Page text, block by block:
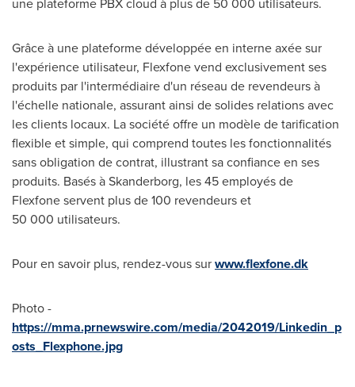
Grâce à une plateforme développée en interne axée sur
l'expérience utilisateur, Flexfone vend exclusivement ses
produits par l'intermédiaire d'un réseau de revendeurs à
l'échelle nationale, assurant ainsi de solides relations avec
les clients locaux. La société offre un modèle de tarification
flexible et simple, qui comprend toutes les fonctionnalités
sans obligation de contrat, illustrant sa confiance en ses
produits. Basés à Skanderborg, les 45 employés de
Flexfone servent plus de 100 revendeurs et
50 000 utilisateurs.
Pour en savoir plus, rendez-vous surwww.flexfone.dk
Photo -
https://mma.prnewswire.com/media/2042019/Linkedin_p
osts_Flexphone.jpg